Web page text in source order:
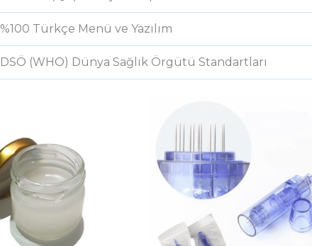
%100 Türkçe Menü ve Yazılım
DSÖ (WHO) Dünya Sağlık Örgütü Standartları